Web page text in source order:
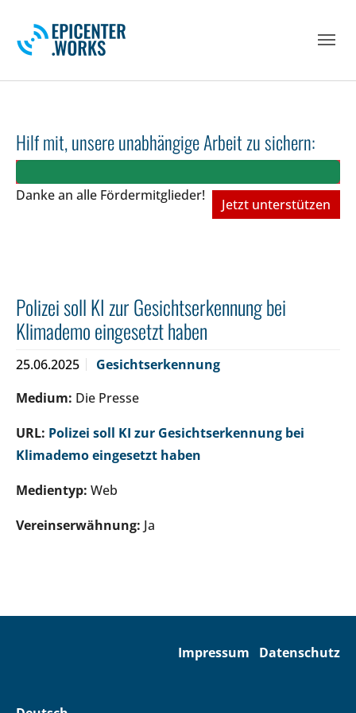
Hilf mit, unsere unabhängige Arbeit zu sichern:
Danke an alle Fördermitglieder!
Jetzt unterstützen
Polizei soll KI zur Gesichtserkennung bei
Klimademo eingesetzt haben
25.06.2025
Gesichtserkennung
Medium: Die Presse
URL: Polizei soll KI zur Gesichtserkennung bei
Klimademo eingesetzt haben
Medientyp: Web
Vereinserwähnung: Ja
Impressum Datenschutz